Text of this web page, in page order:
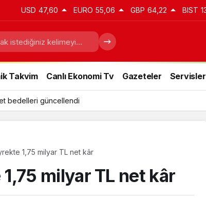
USD 47,60 EURO 55,06 GBP 64,22 BIST
Takvim Canlı Ekonomi Tv Gazeteler Servisler
bedelleri güncellendi
1,75 milyar TL net kâr
milyar TL net kâr